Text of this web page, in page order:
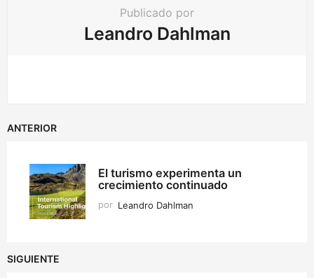
Publicado por
Leandro Dahlman
ANTERIOR
El turismo experimenta un
crecimiento continuado
por Leandro Dahlman
SIGUIENTE